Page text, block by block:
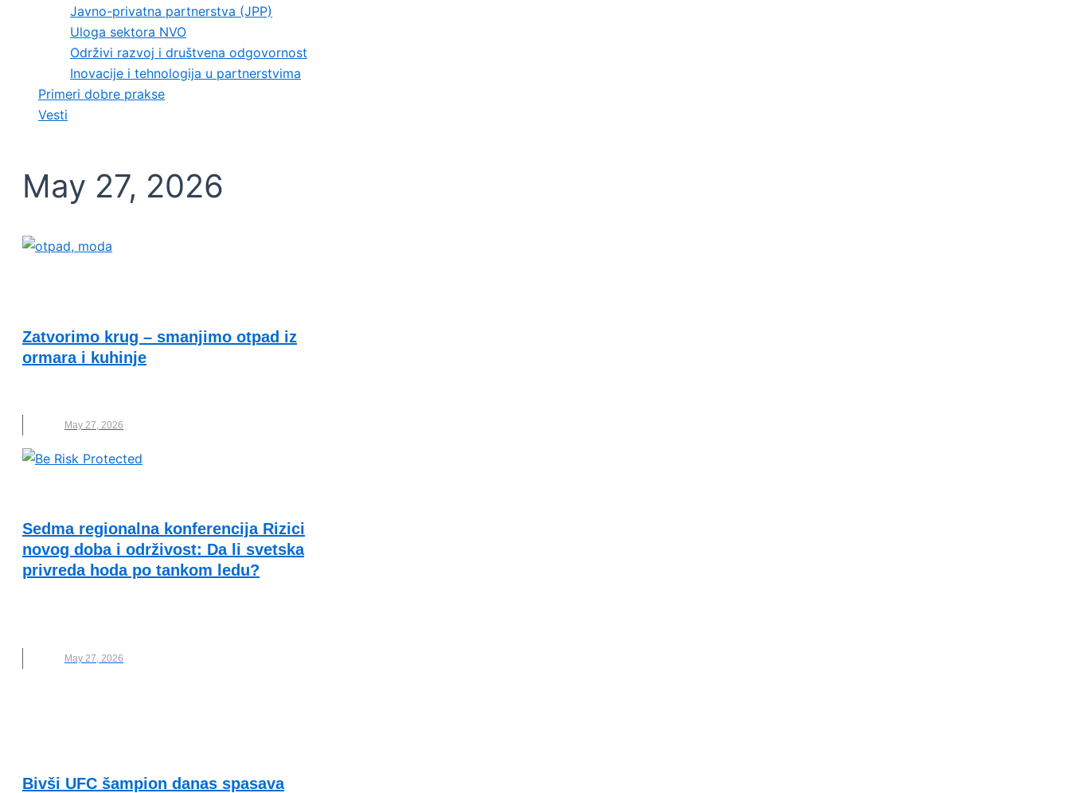
Javno-privatna partnerstva (JPP)
Uloga sektora NVO
Održivi razvoj i društvena odgovornost
Inovacije i tehnologija u partnerstvima
Primeri dobre prakse
Vesti
May 27, 2026
Zatvorimo krug – smanjimo otpad iz
ormara i kuhinje
May 27, 2026
Sedma regionalna konferencija Rizici
novog doba i održivost: Da li svetska
privreda hoda po tankom ledu?
May 27, 2026
Bivši UFC šampion danas spasava